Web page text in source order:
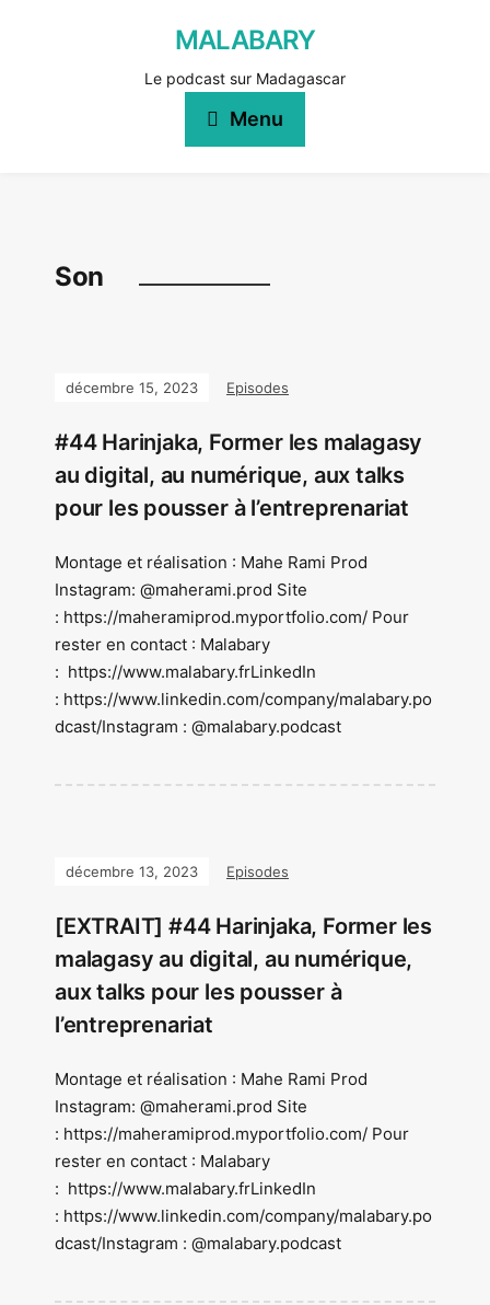
MALABARY
Le podcast sur Madagascar
Menu
Son
décembre 15, 2023 Episodes
#44 Harinjaka, Former les malagasy
au digital, au numérique, aux talks
pour les pousser à l’entreprenariat
Montage et réalisation : Mahe Rami Prod
Instagram: @maherami.prod Site
: https://maheramiprod.myportfolio.com/ Pour
rester en contact : Malabary
: https://www.malabary.frLinkedIn
: https://www.linkedin.com/company/malabary.po
dcast/Instagram : @malabary.podcast
décembre 13, 2023 Episodes
[EXTRAIT] #44 Harinjaka, Former les
malagasy au digital, au numérique,
aux talks pour les pousser à
l’entreprenariat
Montage et réalisation : Mahe Rami Prod
Instagram: @maherami.prod Site
: https://maheramiprod.myportfolio.com/ Pour
rester en contact : Malabary
: https://www.malabary.frLinkedIn
: https://www.linkedin.com/company/malabary.po
dcast/Instagram : @malabary.podcast